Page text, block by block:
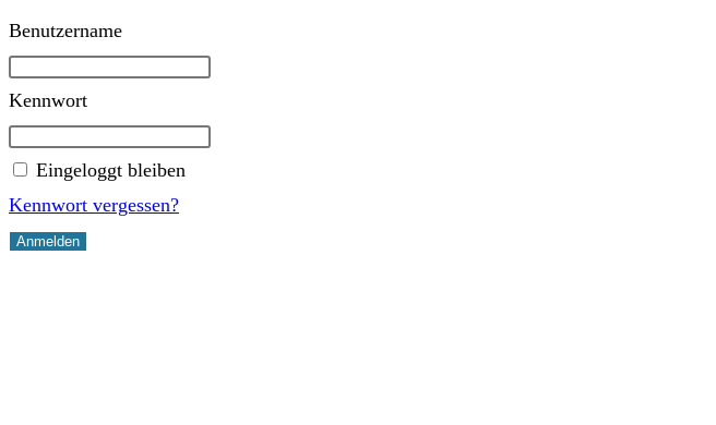
Benutzername
Kennwort
Eingeloggt bleiben
Kennwort vergessen?